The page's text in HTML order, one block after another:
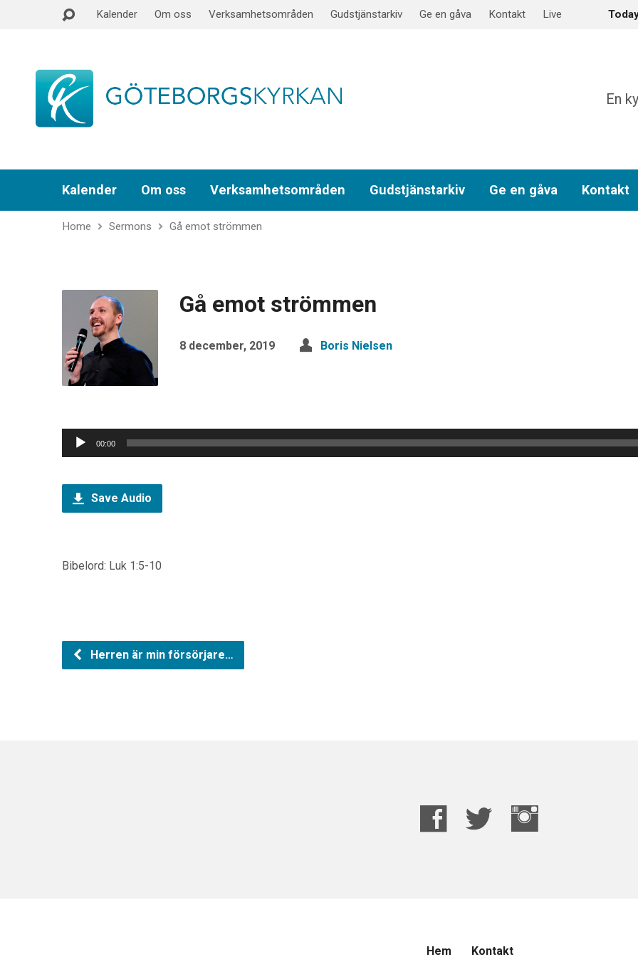
Kalender Om oss Verksamhetsområden Gudstjänstarkiv Ge en gåva Kontakt Live
En
Kalender Om oss Verksamhetsområden Gudstjänstarkiv Ge en gåva Kontakt
Home Sermons Gå emot strömmen
Gå emot strömmen
8 december, 2019 Boris Nielsen
Ljudspelare
00:00
Save Audio
Bibelord: Luk 1:5-10
Herren är min försörjare…
Hem Kontakt